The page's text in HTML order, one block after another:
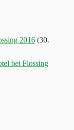
2016(30.
bei Flossing